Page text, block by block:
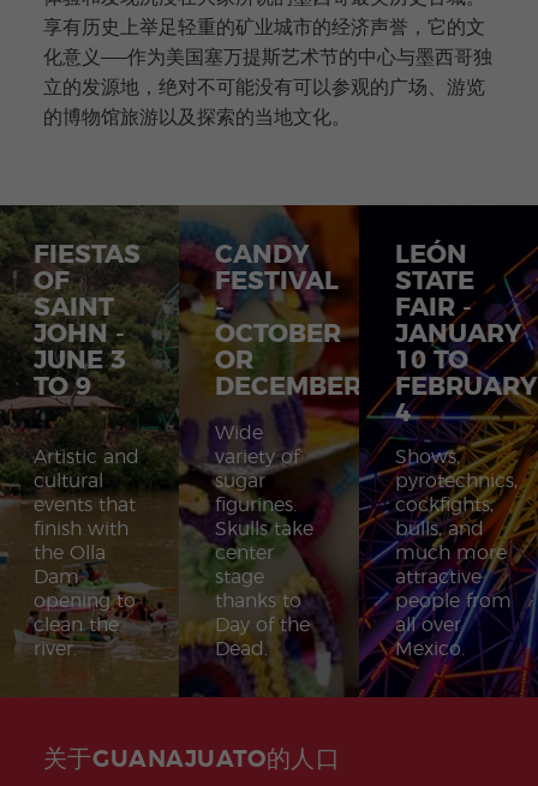
享有历史上举足轻重的矿业城市的经济声誉，它的文
化意义——作为美国塞万提斯艺术节的中心与墨西哥独
立的发源地，绝对不可能没有可以参观的广场、游览
的博物馆旅游以及探索的当地文化。
FIESTAS
OF
SAINT
JOHN -
JUNE 3
TO 9
Artistic and
cultural
events that
finish with
the Olla
Dam
opening to
clean the
river.
CANDY
FESTIVAL
-
OCTOBER
OR
DECEMBER
Wide
variety of
sugar
figurines.
Skulls take
center
stage
thanks to
Day of the
Dead.
LEÓN
STATE
FAIR -
JANUARY
10 TO
FEBRUARY
4
Shows,
pyrotechnics,
cockfights,
bulls, and
much more
attractive
people from
all over
Mexico.
关于GUANAJUATO的人口